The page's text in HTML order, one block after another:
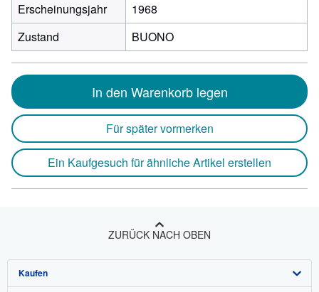
Erscheinungsjahr
1968
Zustand
BUONO
In den Warenkorb legen
Für später vormerken
Ein Kaufgesuch für ähnliche Artikel erstellen
ZURÜCK NACH OBEN
Kaufen